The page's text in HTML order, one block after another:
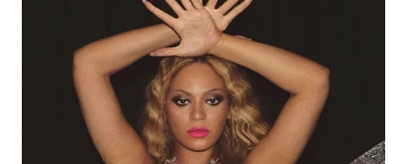
MADURA
SURABAYA